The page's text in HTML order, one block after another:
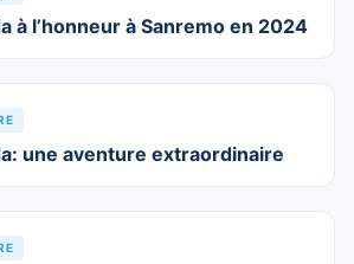
à l’honneur à Sanremo en 2024
une aventure extraordinaire